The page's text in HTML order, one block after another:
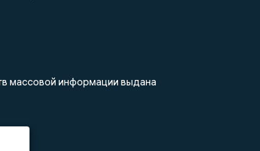
массовой информации выдана